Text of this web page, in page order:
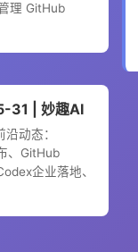
理 GitHub
31 | 妙趣AI
动态：
、GitHub
企业落地、